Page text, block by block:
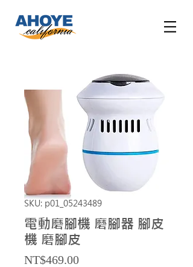
SKU: p01_05243489
電動磨腳機 磨腳器 腳皮
機 磨腳皮
NT$469.00Price